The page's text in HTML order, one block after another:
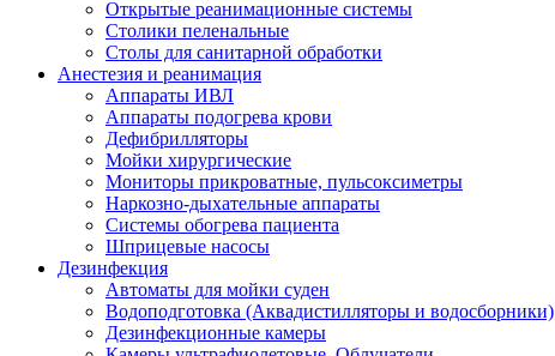
Открытые реанимационные системы
Столики пеленальные
Столы для санитарной обработки
Анестезия и реанимация
Аппараты ИВЛ
Аппараты подогрева крови
Дефибрилляторы
Мойки хирургические
Мониторы прикроватные, пульсоксиметры
Наркозно-дыхательные аппараты
Системы обогрева пациента
Шприцевые насосы
Дезинфекция
Автоматы для мойки суден
Водоподготовка (Аквадистилляторы и водосборники)
Дезинфекционные камеры